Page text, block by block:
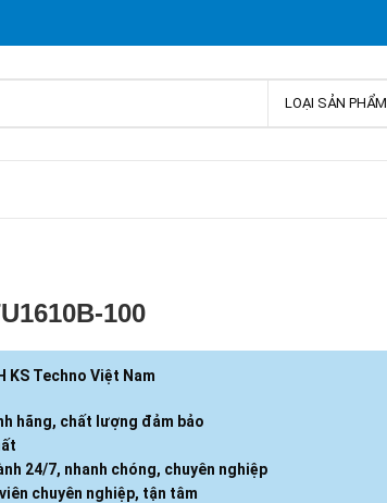
LOẠI SẢN PHẨM
100
KS Techno Việt Nam
hãng, chất lượng đảm bảo
24/7, nhanh chóng, chuyên nghiệp
chuyên nghiệp, tận tâm